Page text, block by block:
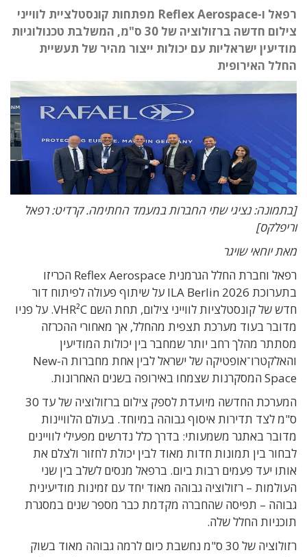
רפאל ו-Reflex Aerospace מפתחות קונסטלציית לווייני
צילום חדשה ברזולוציה של 30 ס"מ, המשלבת טכנולוגיות
מודיעין ישראליות עם יכולות ייצור מהיר של תעשיית
החלל האירופית
[בתמונה: נציגי שתי החברות במעמד החתימה. קרדיט: רפאל
וריפלקס]
מאת יוחאי שויגר
רפאל וחברת החלל הגרמנית Reflex Aerospace הכריזו
בתערוכת ILA Berlin 2026 על שיתוף פעולה לפיתוח דור
חדש של קונסטלציות לווייני צילום, תחת השם VHR²C. על פניו
מדובר בעוד מערכת תצפית מהחלל, אך מאחורי ההכרזה
מסתתר מהלך רחב יותר שמחבר בין יכולות המודיעין
והאלקטרו־אופטיקה של ישראל לבין אחת מחברות ה-New
Space המסקרנות שצמחו באירופה בשנים האחרונות.
המערכת החדשה מיועדת לספק צילום ברזולוציה של עד 30
ס"מ לצד תדירות איסוף גבוהה במיוחד. בעולם הלוויינות
מדובר באתגר משמעותי: בדרך כלל נדרשים מפעילי לוויינים
לבחור בין תמונות חדות מאוד לבין יכולת לחזור ולצלם את
אותו יעד פעמים רבות ביום. ברפאל מנסים לשלב בין שני
העולמות – רזולוציה גבוהה מאוד יחד עם זמינות מודיעינית
גבוהה – תפיסה שהחברה מקדמת כבר מספר שנים במסגרת
תוכניות החלל שלה.
רזולוציה של 30 ס"מ נחשבת כיום לרמה גבוהה מאוד בשוק